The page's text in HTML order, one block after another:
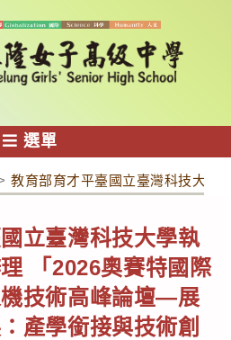
選單
教育部育才平臺國立臺灣科技大學
立臺灣科技大學執
「2026奧賽特國際
技術高峰論壇—展
產學銜接與技術創